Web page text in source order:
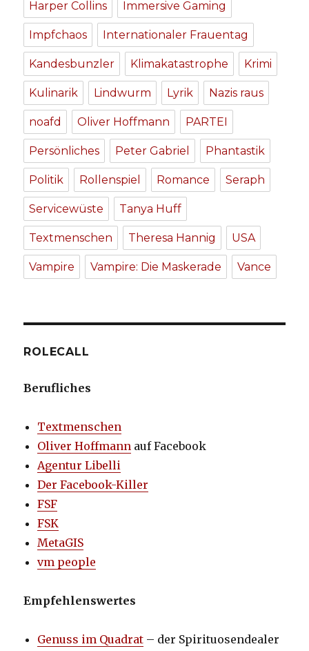
Harper Collins Immersive Gaming
Impfchaos Internationaler Frauentag
Kandesbunzler Klimakatastrophe Krimi
Kulinarik Lindwurm Lyrik Nazis raus
noafd Oliver Hoffmann PARTEI
Persönliches Peter Gabriel Phantastik
Politik Rollenspiel Romance Seraph
Servicewüste Tanya Huff
Textmenschen Theresa Hannig USA
Vampire Vampire: Die Maskerade Vance
ROLECALL
Berufliches
Textmenschen
Oliver Hoffmann auf Facebook
Agentur Libelli
Der Facebook-Killer
FSF
FSK
MetaGIS
vm people
Empfehlenswertes
Genuss im Quadrat – der Spirituosendealer